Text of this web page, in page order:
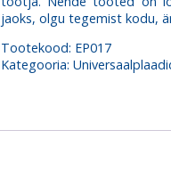
jaoks, olgu tegemist kodu,
Tootekood: EP017
Kategooria: